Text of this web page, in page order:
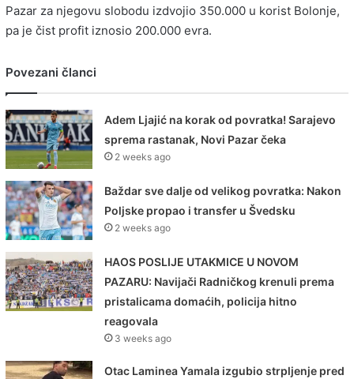
Pazar za njegovu slobodu izdvojio 350.000 u korist Bolonje,
pa je čist profit iznosio 200.000 evra.
Povezani članci
Adem Ljajić na korak od povratka! Sarajevo
sprema rastanak, Novi Pazar čeka
2 weeks ago
Baždar sve dalje od velikog povratka: Nakon
Poljske propao i transfer u Švedsku
2 weeks ago
HAOS POSLIJE UTAKMICE U NOVOM
PAZARU: Navijači Radničkog krenuli prema
pristalicama domaćih, policija hitno
reagovala
3 weeks ago
Otac Laminea Yamala izgubio strpljenje pred